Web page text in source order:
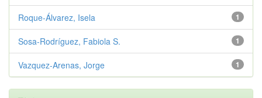
1
Roque-Álvarez, Isela
1
Sosa-Rodríguez, Fabiola S.
1
Vazquez-Arenas, Jorge